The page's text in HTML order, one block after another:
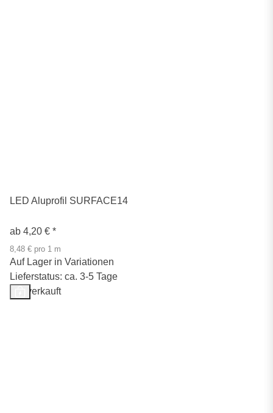
LED Aluprofil SURFACE14
ab 4,20 € *
8,48 € pro 1 m
Auf Lager in Variationen
Lieferstatus: ca. 3-5 Tage
Ausverkauft